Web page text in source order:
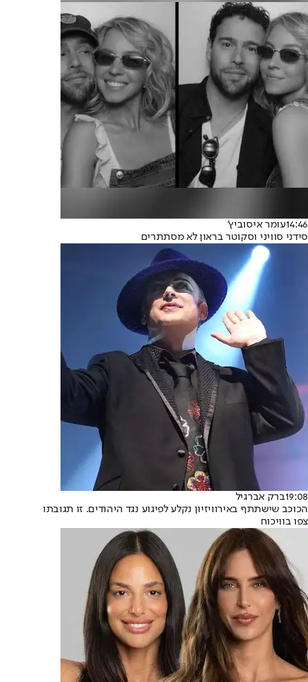
14:46עומר איסוביץ'
סידני סוויני וסקוטר בראון לא מסתתרים
19:08ברק אברגיל
הכוכב שישתתף באירוויזיון נקלע לפיגוע נגד היהודים. זו תגובתו
צפו בוויכוח